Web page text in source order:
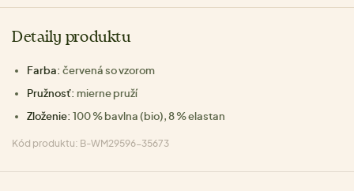
Detaily produktu
Farba: červená so vzorom
Pružnosť: mierne pruží
Zloženie: 100 % bavlna (bio), 8 % elastan
Kód produktu: B-WM29596-35673